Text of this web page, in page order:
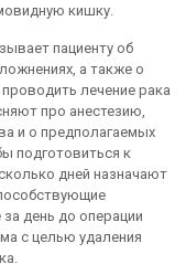
кишку.
пациенту об
а также о
лечение рака
про анестезию,
и о предполагаемых
подготовиться к
дней назначают
день до операции
с целью удаления